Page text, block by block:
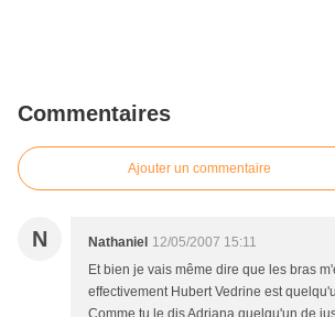
Commentaires
Ajouter un commentaire
N Nathaniel 12/05/2007 15:11
Et bien je vais même dire que les bras
effectivement Hubert Vedrine est
Comme tu le dis Adriana quelqu'un de